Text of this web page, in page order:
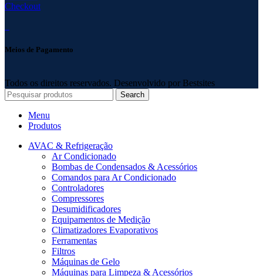
Checkout
Meios de Pagamento
Todos os direitos reservados. Desenvolvido por Bestsites
Search
Menu
Produtos
AVAC & Refrigeração
Ar Condicionado
Bombas de Condensados & Acessórios
Comandos para Ar Condicionado
Controladores
Compressores
Desumidificadores
Equipamentos de Medição
Climatizadores Evaporativos
Ferramentas
Filtros
Máquinas de Gelo
Máquinas para Limpeza & Acessórios